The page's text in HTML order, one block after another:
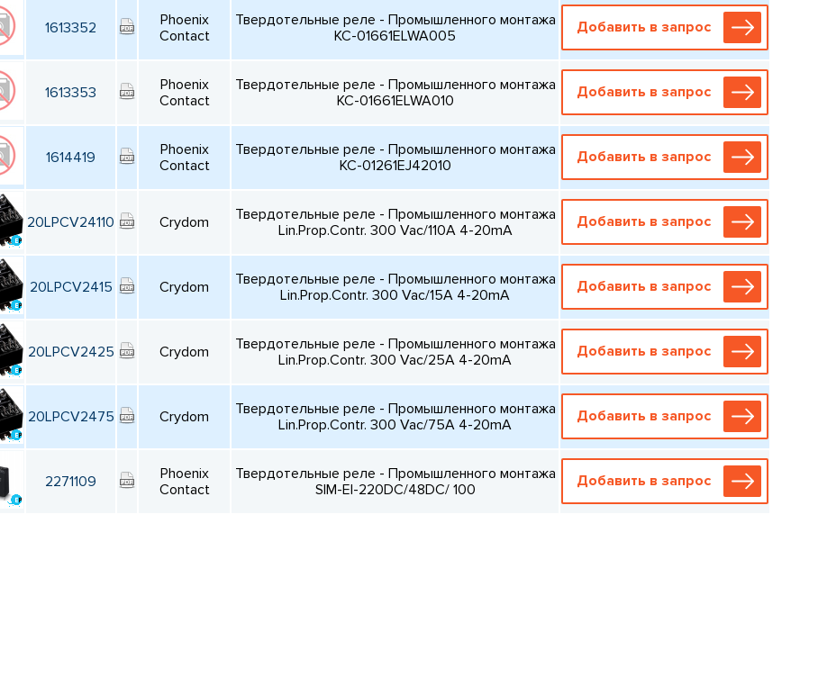
1613352
Phoenix
Contact
Твердотельные реле - Промышленного монтажа
KC-01661ELWA005
Добавить в запрос
1613353
Phoenix
Contact
Твердотельные реле - Промышленного монтажа
KC-01661ELWA010
Добавить в запрос
1614419
Phoenix
Contact
Твердотельные реле - Промышленного монтажа
KC-01261EJ42010
Добавить в запрос
20LPCV24110 Crydom
Твердотельные реле - Промышленного монтажа
Lin.Prop.Contr. 300 Vac/110A 4-20mA
Добавить в запрос
20LPCV2415 Crydom
Твердотельные реле - Промышленного монтажа
Lin.Prop.Contr. 300 Vac/15A 4-20mA
Добавить в запрос
20LPCV2425 Crydom
Твердотельные реле - Промышленного монтажа
Lin.Prop.Contr. 300 Vac/25A 4-20mA
Добавить в запрос
20LPCV2475 Crydom
Твердотельные реле - Промышленного монтажа
Lin.Prop.Contr. 300 Vac/75A 4-20mA
Добавить в запрос
2271109
Phoenix
Contact
Твердотельные реле - Промышленного монтажа
SIM-EI-220DC/48DC/ 100
Добавить в запрос